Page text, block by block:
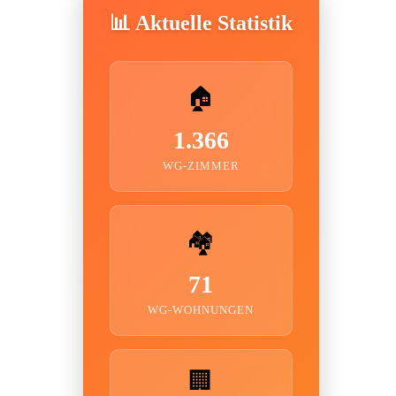
📊 Aktuelle Statistik
🏠
1.366
WG-ZIMMER
🏘️
71
WG-WOHNUNGEN
🏢